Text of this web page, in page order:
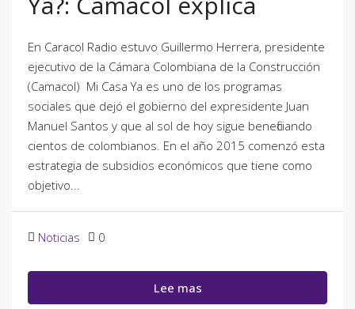
En Caracol Radio estuvo Guillermo Herrera, presidente
ejecutivo de la Cámara Colombiana de la Construcción
(Camacol) Mi Casa Ya es uno de los programas
sociales que dejó el gobierno del expresidente Juan
Manuel Santos y que al sol de hoy sigue beneficiando
cientos de colombianos. En el año 2015 comenzó esta
estrategia de subsidios económicos que tiene como
objetivo...
Noticias 0
Lee mas